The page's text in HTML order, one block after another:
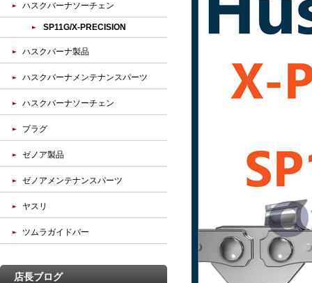
ハスクバーナソーチェン
SP11G/X-PRECISION
ハスクバーナ製品
ハスクバーナメンテナンスパーツ
ハスクバーナソーチェン
プラグ
ゼノア製品
ゼノアメンテナンスパーツ
ヤスリ
ツムラガイドバー
店長ブログ